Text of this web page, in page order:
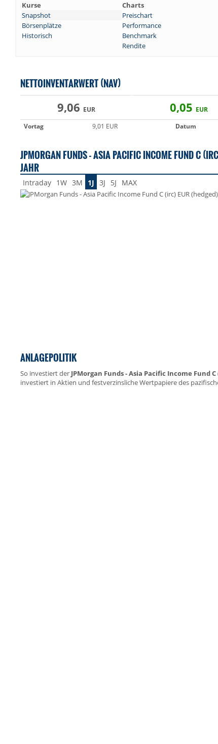
Kurse Charts
Snapshot
Preischart
Börsenplätze
Performance
Historisch
Benchmark
Rendite
NETTOINVENTARWERT (NAV)
9,06 EUR 0,05 EUR
Vortag
9,01 EUR Datum
JPMORGAN FUNDS - ASIA PACIFIC INCOME FUND C
JAHR
Intraday 1W 3M 1J 3J 5J MAX
ANLAGEPOLITIK
So investiert der JPMorgan Funds - Asia Pacific Income Fund
investiert in Aktien und festverzinsliche Wertpapiere des